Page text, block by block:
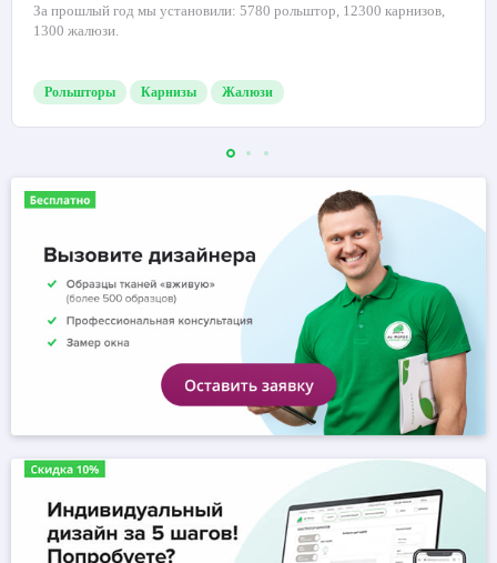
За прошлый год мы установили: 5780 рольштор, 12300 карнизов,
1300 жалюзи.
Рольшторы Карнизы Жалюзи